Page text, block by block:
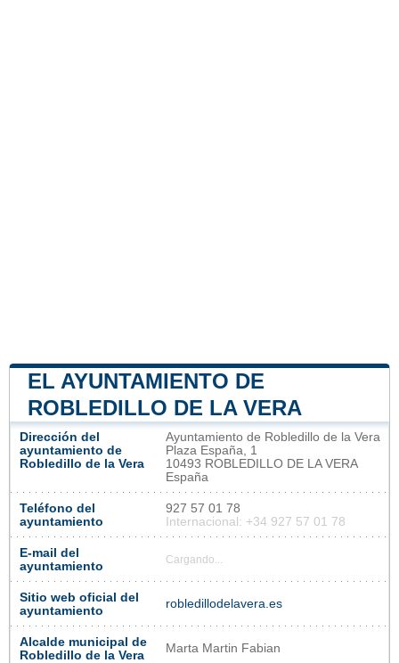
EL AYUNTAMIENTO DE
ROBLEDILLO DE LA VERA
Dirección del
ayuntamiento de
Robledillo de la Vera
Ayuntamiento de Robledillo de la Vera
Plaza España, 1
10493 ROBLEDILLO DE LA VERA
España
Teléfono del
ayuntamiento
927 57 01 78
Internacional: +34 927 57 01 78
E-mail del
ayuntamiento
Cargando...
Sitio web oficial del
ayuntamiento
robledillodelavera.es
Alcalde municipal de
Robledillo de la Vera
Marta Martin Fabian